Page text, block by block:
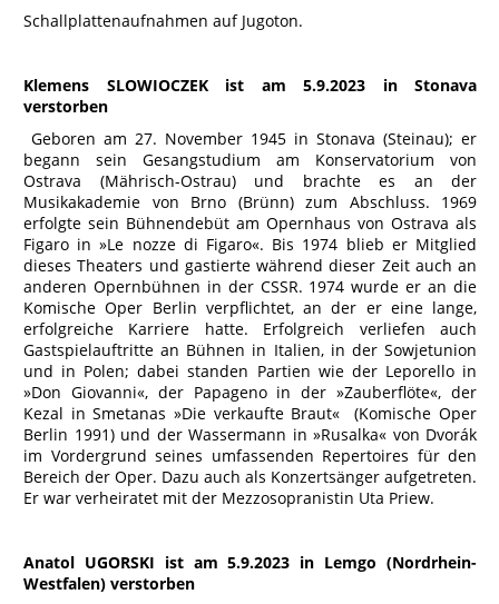
Schallplattenaufnahmen auf Jugoton.
Klemens SLOWIOCZEK ist am 5.9.2023 in Stonava
verstorben
Geboren am 27. November 1945 in Stonava (Steinau); er
begann sein Gesangstudium am Konservatorium von
Ostrava (Mährisch-Ostrau) und brachte es an der
Musikakademie von Brno (Brünn) zum Abschluss. 1969
erfolgte sein Bühnendebüt am Opernhaus von Ostrava als
Figaro in »Le nozze di Figaro«. Bis 1974 blieb er Mitglied
dieses Theaters und gastierte während dieser Zeit auch an
anderen Opernbühnen in der CSSR. 1974 wurde er an die
Komische Oper Berlin verpflichtet, an der er eine lange,
erfolgreiche Karriere hatte. Erfolgreich verliefen auch
Gastspielauftritte an Bühnen in Italien, in der Sowjetunion
und in Polen; dabei standen Partien wie der Leporello in
»Don Giovanni«, der Papageno in der »Zauberflöte«, der
Kezal in Smetanas »Die verkaufte Braut« (Komische Oper
Berlin 1991) und der Wassermann in »Rusalka« von Dvorák
im Vordergrund seines umfassenden Repertoires für den
Bereich der Oper. Dazu auch als Konzertsänger aufgetreten.
Er war verheiratet mit der Mezzosopranistin Uta Priew.
Anatol UGORSKI ist am 5.9.2023 in Lemgo (Nordrhein-
Westfalen) verstorben